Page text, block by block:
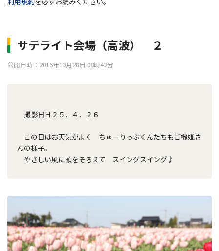
サテライト会場（高波） ２
公開日時：2016年12月28日 08時42分
撮影日Ｈ２５．４．２６
この日はお天気がよく ちゅーりっぷくんたちもご機嫌さ
んの様子。
やさしい風に頭をそろえて スイングスイング♪